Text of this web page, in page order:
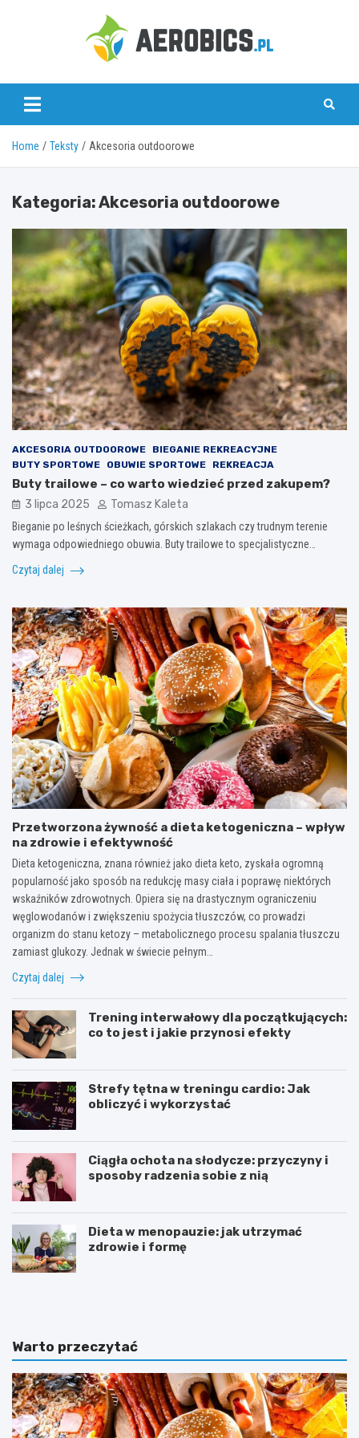
aerobics.pl
Home Teksty Akcesoria outdoorowe
Kategoria:Akcesoria outdoorowe
AKCESORIA OUTDOOROWE
BIEGANIE REKREACYJNE
BUTY SPORTOWE
OBUWIE SPORTOWE REKREACJA
Buty trailowe – co warto wiedzieć przed zakupem?
3 lipca 2025 Tomasz Kaleta
Bieganie po leśnych ścieżkach, górskich szlakach czy trudnym terenie
wymaga odpowiedniego obuwia. Buty trailowe to specjalistyczne…
Czytaj dalej
Przetworzona żywność a dieta ketogeniczna – wpływ
na zdrowie i efektywność
Dieta ketogeniczna, znana również jako dieta keto, zyskała ogromną
popularność jako sposób na redukcję masy ciała i poprawę niektórych
wskaźników zdrowotnych. Opiera się na drastycznym ograniczeniu
węglowodanów i zwiększeniu spożycia tłuszczów, co prowadzi
organizm do stanu ketozy – metabolicznego procesu spalania tłuszczu
zamiast glukozy. Jednak w świecie pełnym…
Czytaj dalej
Trening interwałowy dla początkujących:
co to jest i jakie przynosi efekty
Strefy tętna w treningu cardio: Jak
obliczyć i wykorzystać
Ciągła ochota na słodycze: przyczyny i
sposoby radzenia sobie z nią
Dieta w menopauzie: jak utrzymać
zdrowie i formę
J
w
i
n
n
a
w
Z
e
o
d
ż
y
w
Warto przeczytać